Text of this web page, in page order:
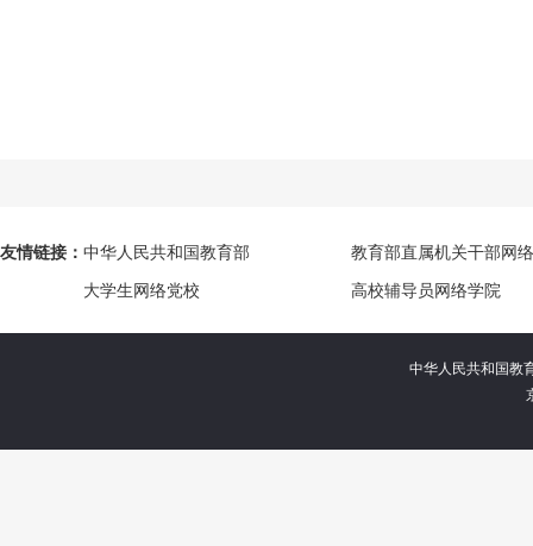
友情链接： 中华人民共和国教育部
教育部直属机关干部网
大学生网络党校
高校辅导员网络学院
中华人民共和国